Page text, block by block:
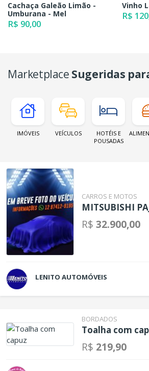
Cachaça Galeão Limão -
Umburana - Mel
R$ 90,00
Vinho
R$
Marketplace Sugeridas
IMÓVEIS VEÍCULOS
HOTÉIS E
POUSADAS
CARROS E MOTOS
MITSUBISHI
R$32.900,00
LENITO AUTOMÓVEIS
BORDADOS
Toalha com
R$ 219,90